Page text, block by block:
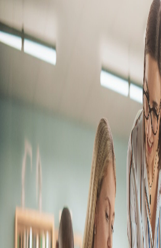
ÁREA DO ALUNO